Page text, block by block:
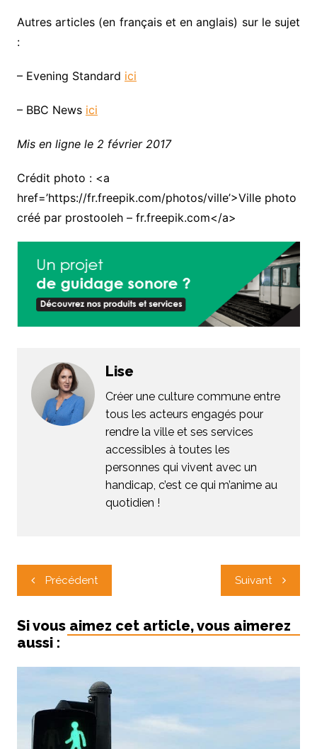
Autres articles (en français et en anglais) sur le sujet
:
– Evening Standard ici
– BBC News ici
Mis en ligne le 2 février 2017
Crédit photo : <a
href=’https://fr.freepik.com/photos/ville’>Ville photo
créé par prostooleh – fr.freepik.com</a>
Lise
Créer une culture commune entre
tous les acteurs engagés pour
rendre la ville et ses services
accessibles à toutes les
personnes qui vivent avec un
handicap, c’est ce qui m’anime au
quotidien !
Navigation
de
l’article
Précédent Suivant
Si vous aimez cet article, vous aimerez
aussi :